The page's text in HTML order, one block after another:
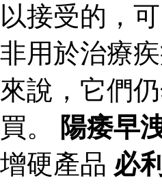
以接受的，
非用於治療
來說，它們
買。
陽痿早
增硬產品 必